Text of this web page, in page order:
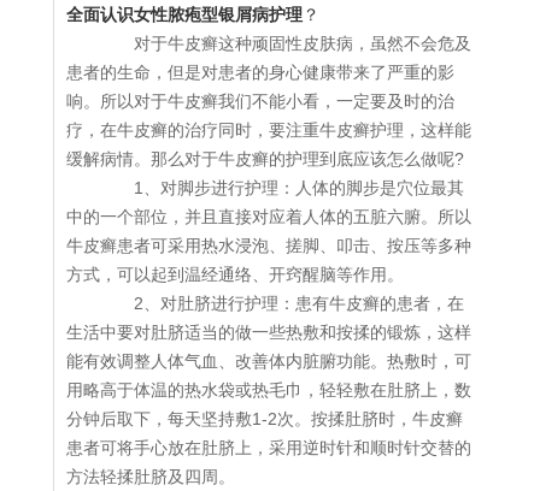
全面认识女性脓疱型银屑病护理 ？
对于牛皮癣这种顽固性皮肤病，虽然不会危及
患者的生命，但是对患者的身心健康带来了严重的影
响。所以对于牛皮癣我们不能小看，一定要及时的治
疗，在牛皮癣的治疗同时，要注重牛皮癣护理，这样能
缓解病情。那么对于牛皮癣的护理到底应该怎么做呢?
1、对脚步进行护理：人体的脚步是穴位最其
中的一个部位，并且直接对应着人体的五脏六腑。所以
牛皮癣患者可采用热水浸泡、搓脚、叩击、按压等多种
方式，可以起到温经通络、开窍醒脑等作用。
2、对肚脐进行护理：患有牛皮癣的患者，在
生活中要对肚脐适当的做一些热敷和按揉的锻炼，这样
能有效调整人体气血、改善体内脏腑功能。热敷时，可
用略高于体温的热水袋或热毛巾，轻轻敷在肚脐上，数
分钟后取下，每天坚持敷1-2次。按揉肚脐时，牛皮癣
患者可将手心放在肚脐上，采用逆时针和顺时针交替的
方法轻揉肚脐及四周。